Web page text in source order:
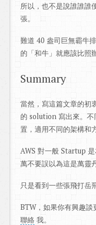
所以，也不是說誰誰誰
張。
難道 40 盎司巨無霸牛
的「和牛」就應該比照
Summary
當然，寫這篇文章的初
的 solution 寫出來。
置，適用不同的架構和
AWS 對一般 Startup
萬不要誤以為這是萬靈丹
只是看到一些張飛打岳
BTW，如果你有興趣談
聯絡 我。